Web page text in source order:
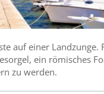
auf einer Landzunge.
ein römisches
zu werden.